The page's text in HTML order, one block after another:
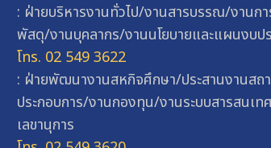
: ฝ่ายบริหารงานทั่วไป/งานสารบรรณ/งานกา
พัสดุ/งานบุคลากร/งานนโยบายและแผนงบป
โทร. 02 549 3622
: ฝ่ายพัฒนางานสหกิจศึกษา/ประสานงานสถ
ประกอบการ/งานกองทุน/งานระบบสารสนเท
เลขานุการ